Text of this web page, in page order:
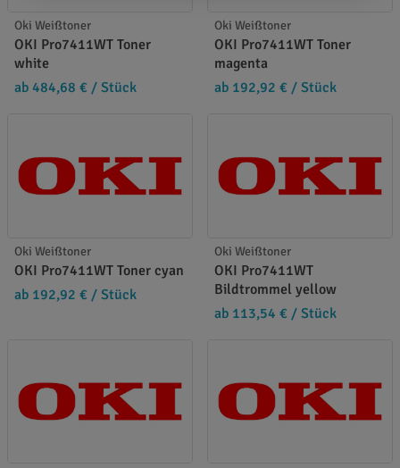
Oki Weißtoner
OKI Pro7411WT Toner
white
ab 484,68 € / Stück
Oki Weißtoner
OKI Pro7411WT Toner
magenta
ab 192,92 € / Stück
Oki Weißtoner
OKI Pro7411WT Toner cyan
ab 192,92 € / Stück
Oki Weißtoner
OKI Pro7411WT
Bildtrommel yellow
ab 113,54 € / Stück